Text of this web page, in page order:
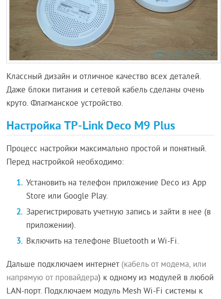
Классный дизайн и отличное качество всех деталей.
Даже блоки питания и сетевой кабель сделаны очень
круто. Флагманское устройство.
Настройка TP-Link Deco M9 Plus
Процесс настройки максимально простой и понятный.
Перед настройкой необходимо:
Установить на телефон приложение Deco из App
Store или Google Play.
Зарегистрировать учетную запись и зайти в нее (в
приложении).
Включить на телефоне Bluetooth и Wi-Fi.
Дальше подключаем интернет (кабель от модема, или
напрямую от провайдера) к одному из модулей в любой
LAN-порт. Подключаем модуль Mesh Wi-Fi системы к